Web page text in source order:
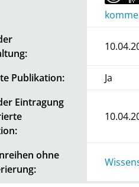
Publikation:
Ja
Eintragung
ohne